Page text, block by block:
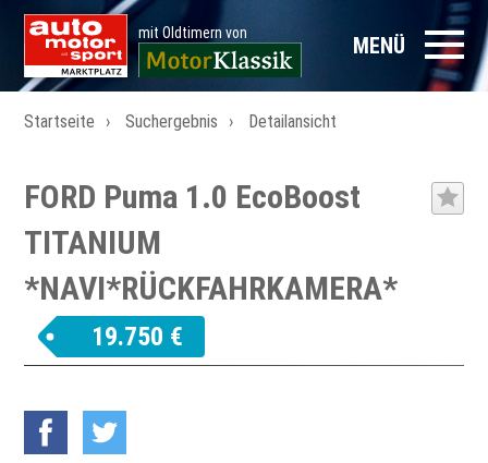
mit Oldtimern von MENÜ
Startseite Suchergebnis Detailansicht
FORD Puma 1.0 EcoBoost
TITANIUM
*NAVI*RÜCKFAHRKAMERA*
19.750 €